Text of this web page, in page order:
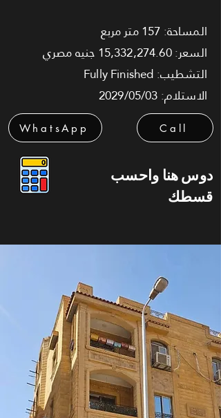
المساحة: 157 متر مربع
السعر: 15,332,274.60 جنيه مصري
التشطيب: Fully Finished
الاستلام: 2029/05/03
WhatsApp Call
دوس هنا واحسب
قسطك